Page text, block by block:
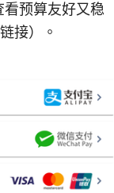
预算友好又稳
接）。